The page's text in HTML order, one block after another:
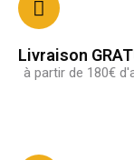
Livraison
à partir de 180€